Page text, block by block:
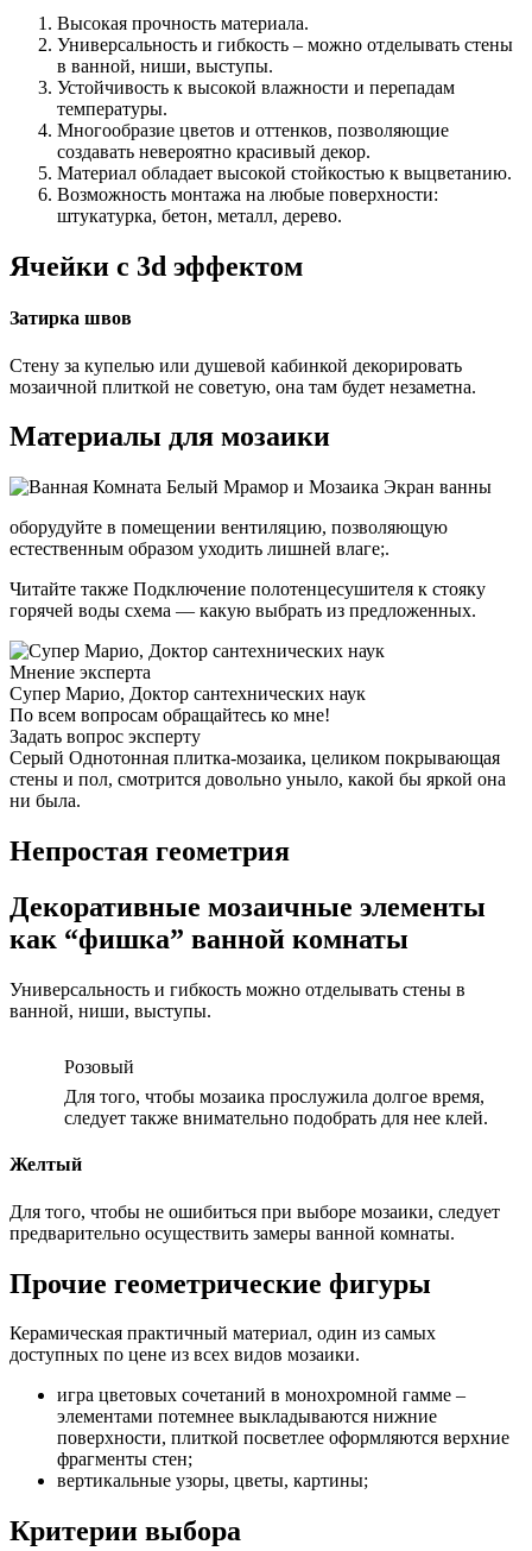
Высокая прочность материала.
Универсальность и гибкость – можно отделывать стены
в ванной, ниши, выступы.
Устойчивость к высокой влажности и перепадам
температуры.
Многообразие цветов и оттенков, позволяющие
создавать невероятно красивый декор.
Материал обладает высокой стойкостью к выцветанию.
Возможность монтажа на любые поверхности:
штукатурка, бетон, металл, дерево.
Ячейки с 3d эффектом
Затирка швов
Стену за купелью или душевой кабинкой декорировать
мозаичной плиткой не советую, она там будет незаметна.
Материалы для мозаики
оборудуйте в помещении вентиляцию, позволяющую
естественным образом уходить лишней влаге;.
Читайте также Подключение полотенцесушителя к стояку
горячей воды схема — какую выбрать из предложенных.
Мнение эксперта
Супер Марио, Доктор сантехнических наук
По всем вопросам обращайтесь ко мне!
Задать вопрос эксперту
Серый Однотонная плитка-мозаика, целиком покрывающая
стены и пол, смотрится довольно уныло, какой бы яркой она
ни была.
Непростая геометрия
Декоративные мозаичные элементы
как “фишка” ванной комнаты
Универсальность и гибкость можно отделывать стены в
ванной, ниши, выступы.
Розовый
Для того, чтобы мозаика прослужила долгое время,
следует также внимательно подобрать для нее клей.
Желтый
Для того, чтобы не ошибиться при выборе мозаики, следует
предварительно осуществить замеры ванной комнаты.
Прочие геометрические фигуры
Керамическая практичный материал, один из самых
доступных по цене из всех видов мозаики.
игра цветовых сочетаний в монохромной гамме –
элементами потемнее выкладываются нижние
поверхности, плиткой посветлее оформляются верхние
фрагменты стен;
вертикальные узоры, цветы, картины;
Критерии выбора